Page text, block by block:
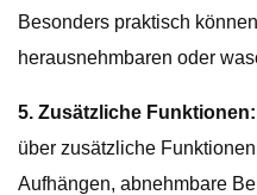
Besonders praktisch
herausnehmbaren oder
5. Zusätzliche Funktionen:
über zusätzliche
Aufhängen, abnehmbare